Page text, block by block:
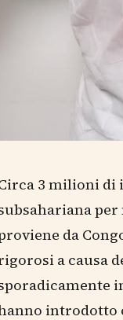
3 milioni di
da
a causa
introdotto